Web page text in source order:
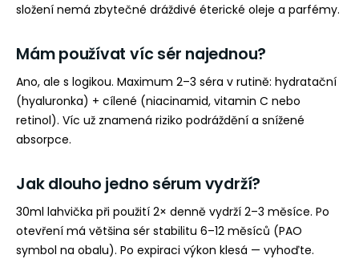
složení nemá zbytečné dráždivé éterické oleje a parfémy.
Mám používat víc sér najednou?
Ano, ale s logikou. Maximum 2–3 séra v rutině: hydratační
(hyaluronka) + cílené (niacinamid, vitamin C nebo
retinol). Víc už znamená riziko podráždění a snížené
absorpce.
Jak dlouho jedno sérum vydrží?
30ml lahvička při použití 2× denně vydrží 2–3 měsíce. Po
otevření má většina sér stabilitu 6–12 měsíců (PAO
symbol na obalu). Po expiraci výkon klesá — vyhoďte.